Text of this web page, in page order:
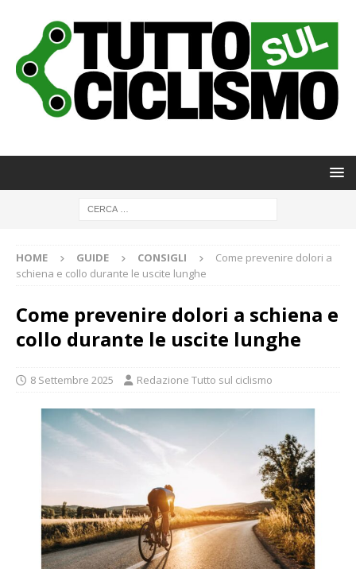
HOME GUIDE CONSIGLI
Come prevenire dolori a
schiena e collo durante le uscite lunghe
Come prevenire dolori a schiena e
collo durante le uscite lunghe
8 Settembre 2025 Redazione Tutto sul ciclismo